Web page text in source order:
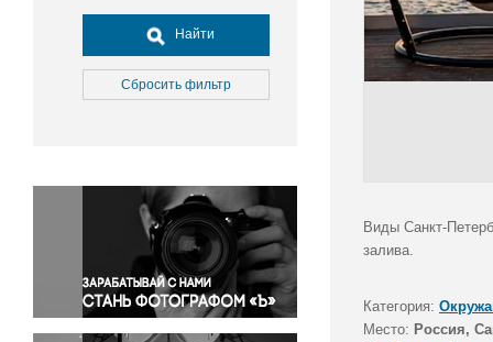
Досуг, туризм и отдых
Культура
Медицина
Окружающая среда
Политика
Правосудие
Происшествия и конфликты
Религия
Светская жизнь
Найти
Сбросить фильтр
Виды Санкт-
залива.
Категория:
Место: Россия,